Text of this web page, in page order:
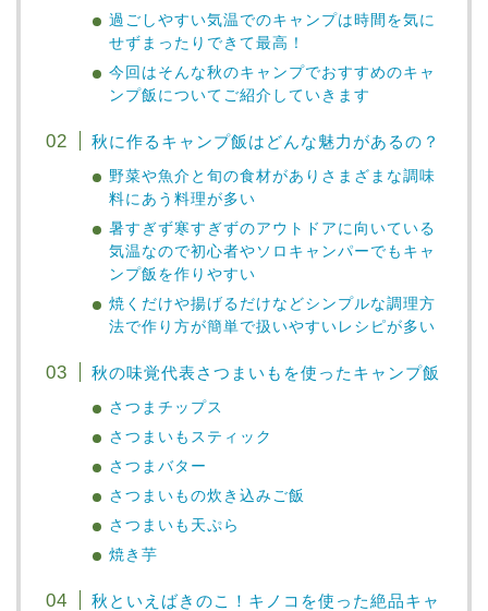
過ごしやすい気温でのキャンプは時間を気に
せずまったりできて最高！
今回はそんな秋のキャンプでおすすめのキャ
ンプ飯についてご紹介していきます
秋に作るキャンプ飯はどんな魅力があるの？
野菜や魚介と旬の食材がありさまざまな調味
料にあう料理が多い
暑すぎず寒すぎずのアウトドアに向いている
気温なので初心者やソロキャンパーでもキャ
ンプ飯を作りやすい
焼くだけや揚げるだけなどシンプルな調理方
法で作り方が簡単で扱いやすいレシピが多い
秋の味覚代表さつまいもを使ったキャンプ飯
さつまチップス
さつまいもスティック
さつまバター
さつまいもの炊き込みご飯
さつまいも天ぷら
焼き芋
秋といえばきのこ！キノコを使った絶品キャ